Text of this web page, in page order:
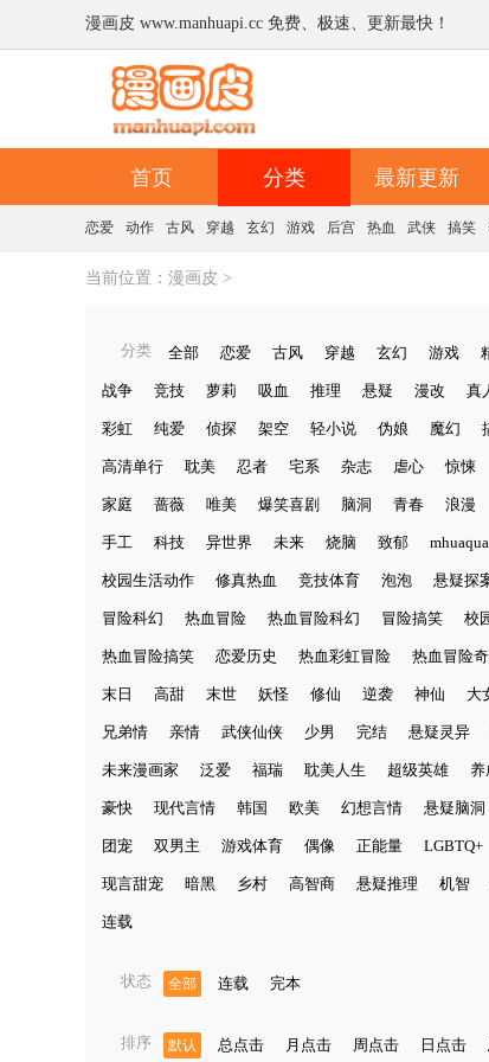
漫画皮 www.manhuapi.cc 免费、极速、更新最快！
首页 分类 最新更新
恋爱 动作 古风 穿越 玄幻 游戏 后宫 热血 武侠 搞笑
当前位置： 漫画皮 >
分类 全部 恋爱 古风 穿越 玄幻 游戏
战争 竞技 萝莉 吸血 推理 悬疑 漫改 真
彩虹 纯爱 侦探 架空 轻小说 伪娘 魔幻
高清单行 耽美 忍者 宅系 杂志 虐心 惊悚
家庭 蔷薇 唯美 爆笑喜剧 脑洞 青春 浪漫
手工 科技 异世界 未来 烧脑 致郁
校园生活动作 修真热血 竞技体育 泡泡 悬疑探
冒险科幻 热血冒险 热血冒险科幻 冒险搞笑 校
热血冒险搞笑 恋爱历史 热血彩虹冒险 热血冒险
末日 高甜 末世 妖怪 修仙 逆袭 神仙 大
兄弟情 亲情 武侠仙侠 少男 完结 悬疑灵异
未来漫画家 泛爱 福瑞 耽美人生 超级英雄 养
豪快 现代言情 韩国 欧美 幻想言情 悬疑脑洞
团宠 双男主 游戏体育 偶像 正能量 LGBTQ+
现言甜宠 暗黑 乡村 高智商 悬疑推理 机智
连载
状态 全部 连载 完本
排序 默认 总点击 月点击 周点击 日点击